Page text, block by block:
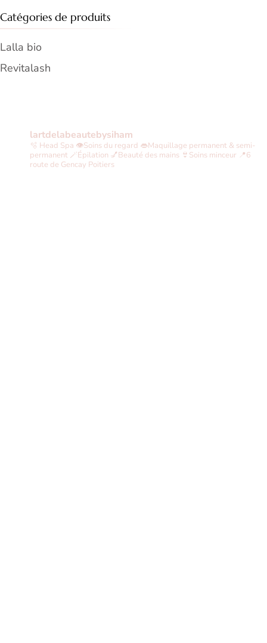
Catégories de produits
Lalla bio
Revitalash
lartdelabeautebysiham
🫧 Head Spa 👁Soins du regard 👄Maquillage permanent & semi-
permanent 🪄Épilation 💅Beauté des mains 👙Soins minceur
📍6
route de Gencay Poitiers